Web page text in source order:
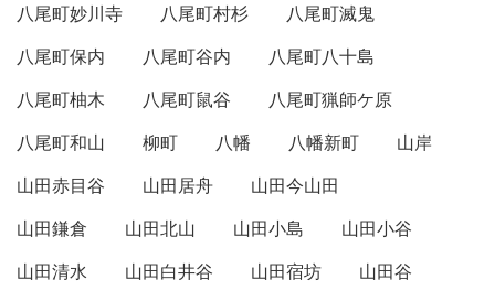
八尾町妙川寺
八尾町村杉
八尾町滅鬼
八尾町保内
八尾町谷内
八尾町八十島
八尾町柚木
八尾町鼠谷
八尾町猟師ケ原
八尾町和山
柳町 八幡 八幡新町
山岸
山田赤目谷
山田居舟
山田今山田
山田鎌倉
山田北山 山田小島
山田小谷
山田清水
山田白井谷 山田宿坊
山田谷